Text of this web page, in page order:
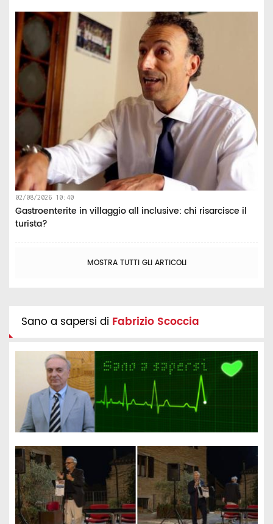
02/08/2026 10:40
Gastroenterite in villaggio all inclusive: chi risarcisce il
turista?
MOSTRA TUTTI GLI ARTICOLI
Sano a sapersi di Fabrizio Scoccia